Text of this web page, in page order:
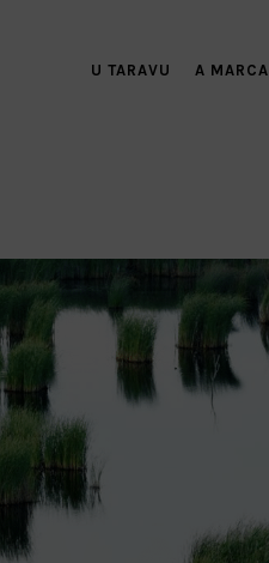
U TARAVU A MARCA